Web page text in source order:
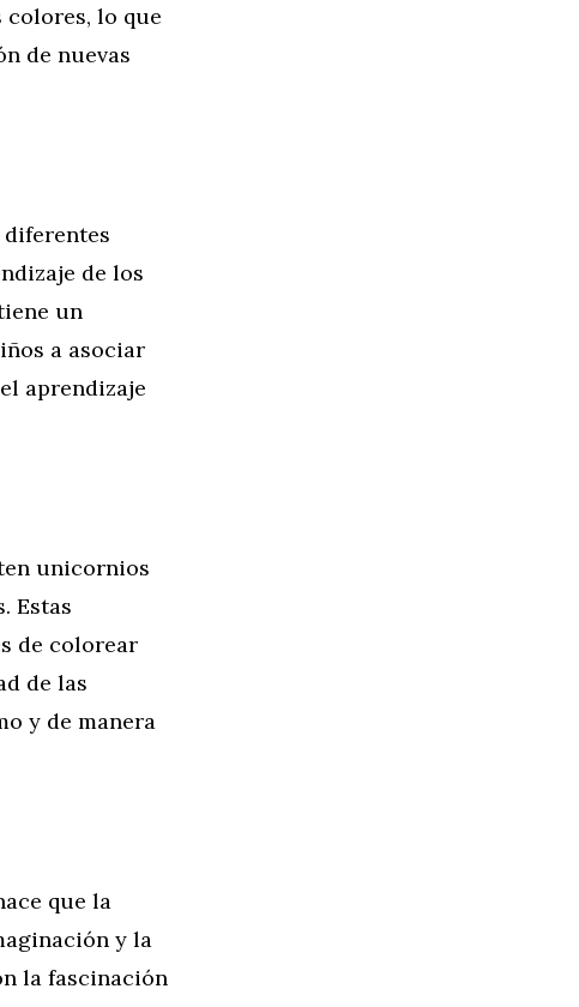
lo que
de nuevas
de los
un
a asociar
aprendizaje
unicornios
Estas
de colorear
de las
y de manera
que la
y la
la fascinación